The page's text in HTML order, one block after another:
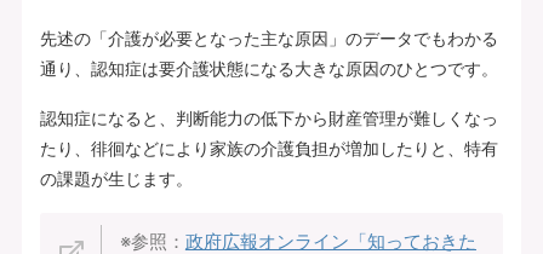
先述の「介護が必要となった主な原因」のデータでもわかる
通り、認知症は要介護状態になる大きな原因のひとつです。
認知症になると、判断能力の低下から財産管理が難しくなっ
たり、徘徊などにより家族の介護負担が増加したりと、特有
の課題が生じます。
※参照： 政府広報オンライン「知っておきた